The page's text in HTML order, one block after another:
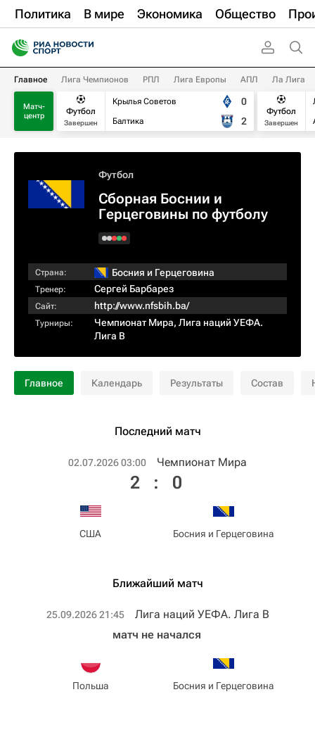
Политика В мире Экономика Общество
Главное Лига Чемпионов РПЛ Лига Европы АПЛ Ла Лига
Матч-
центр
Футбол
Завершен
Крылья Советов
Балтика
0
2
Футбол
Завершен
Футбол
Сборная Боснии и
Герцеговины по футболу
Страна: Босния и Герцеговина
Тренер: Сергей Барбарез
Сайт: http://www.nfsbih.ba/
Турниры: Чемпионат Мира, Лига наций УЕФА.
Лига B
Главное Календарь Результаты Состав
Последний матч
02.07.2026 03:00 Чемпионат Мира
США
2 : 0
Босния и Герцеговина
Ближайший матч
25.09.2026 21:45 Лига наций УЕФА. Лига B
Польша
матч не начался
Босния и Герцеговина